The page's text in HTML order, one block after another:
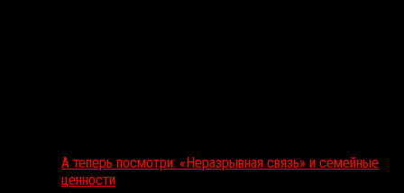
А теперь посмотри: «Неразрывная связь» и семейные
ценности